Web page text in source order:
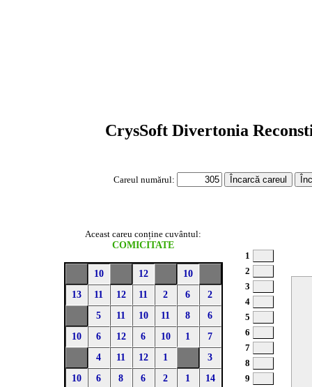
CrysSoft Divertonia
Careul numărul:
Aceast careu conține cuvântul:
COMICITATE
10 12
10
13
11 12 11 2 6
2
5
11 10 11 8
6
10
6 12 6 10 1
7
4
11 12 1
3
10
6 8 6 2 1
14
1
2
3
4
5
6
7
8
9